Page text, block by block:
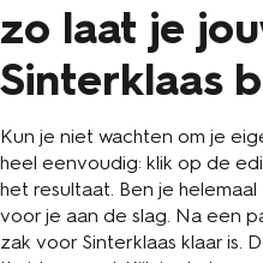
zo laat je
Sinterklaas
Kun je niet wachten om je
heel eenvoudig: klik op de
het resultaat. Ben je
voor je aan de slag. Na een
zak voor Sinterklaas klaar is.